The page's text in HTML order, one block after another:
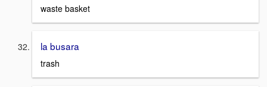
waste basket
la busara
trash